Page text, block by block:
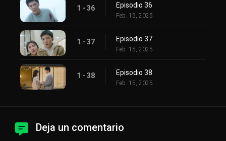
1 - 36 Episodio 36
Feb. 15, 2025
1 - 37 Episodio 37
Feb. 15, 2025
1 - 38 Episodio 38
Feb. 15, 2025
Deja un comentario